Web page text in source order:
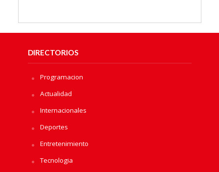
DIRECTORIOS
Programacion
Actualidad
Internacionales
Deportes
Entretenimiento
Tecnologia